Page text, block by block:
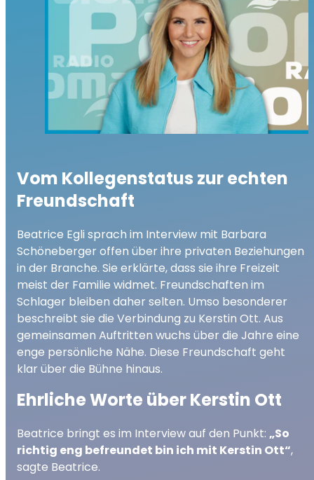
Vom Kollegenstatus zur echten
Freundschaft
Beatrice Egli sprach im Interview mit Barbara
Schöneberger offen über ihre privaten Beziehungen
in der Branche. Sie erklärte, dass sie ihre Freizeit
meist der Familie widmet. Freundschaften im
Schlager bleiben daher selten. Umso besonderer
beschreibt sie die Verbindung zu Kerstin Ott. Aus
gemeinsamen Auftritten wuchs über die Jahre eine
enge persönliche Nähe. Diese Freundschaft geht
klar über die Bühne hinaus.
Ehrliche Worte über Kerstin Ott
Beatrice bringt es im Interview auf den Punkt: „So
richtig eng befreundet bin ich mit Kerstin Ott“,
sagte Beatrice.